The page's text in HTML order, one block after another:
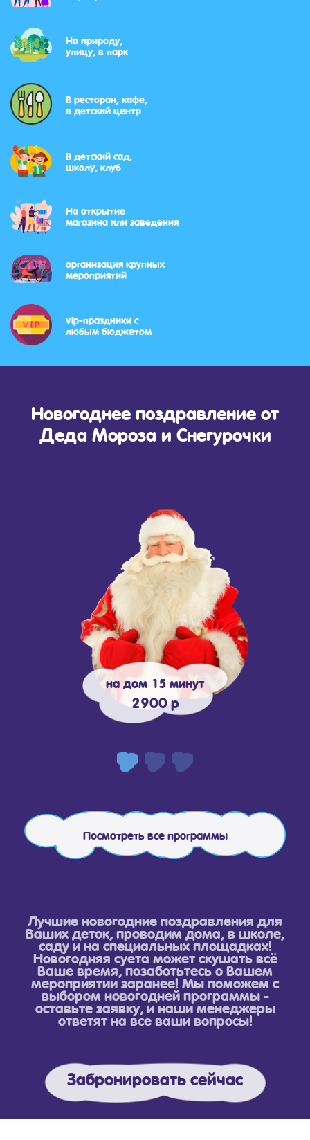
На природу,
улицу, в парк
В ресторан, кафе,
в детский центр
В детский сад,
школу, клуб
На открытие
магазина или заведения
организация крупных
мероприятий
vip-праздники с
любым бюджетом
Новогоднее поздравление от
Деда Мороза и Снегурочки
на дом 15 минут
2900 р
Посмотреть все программы
Лучшие новогодние поздравления для
Ваших деток, проводим дома, в школе,
саду и на специальных площадках!
Новогодняя суета может скушать всё
Ваше время, позаботьтесь о Вашем
мероприятии заранее! Мы поможем с
выбором новогодней программы -
оставьте заявку, и наши менеджеры
ответят на все ваши вопросы!
Забронировать сейчас